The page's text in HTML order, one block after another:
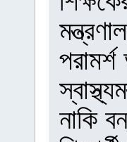
নাকি